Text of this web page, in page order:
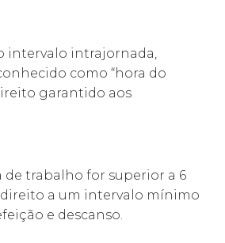
intervalo intrajornada,
como “hora do
garantido aos
de trabalho for superior a 6
direito a um intervalo mínimo
e descanso.